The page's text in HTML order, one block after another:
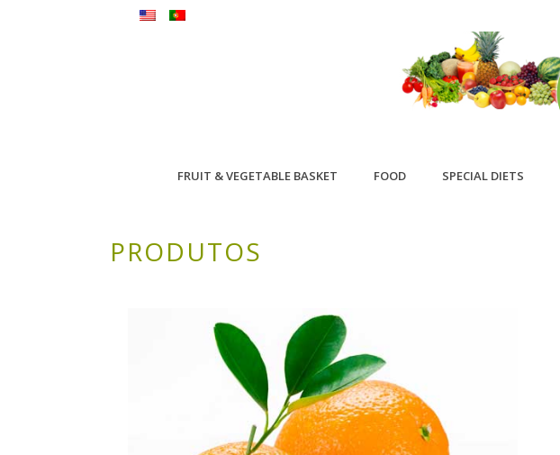
FRUIT & VEGETABLE BASKET FOOD SPECIAL DIETS
PRODUTOS